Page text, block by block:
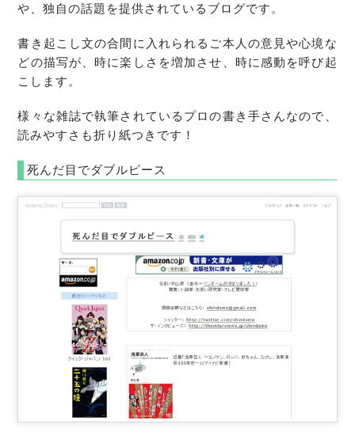
や、独自の話題を提供されているブログです。
書き起こし文の合間に入れられるご本人の意見や心境な
どの描写が、時に楽しさを増加させ、時に感動を呼び起
こします。
様々な雑誌で執筆されているプロの書き手さんなので、
読みやすさも折り紙つきです！
死んだ目でダブルピース